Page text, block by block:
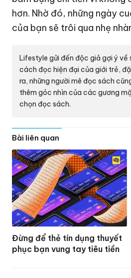
hơn. Nhờ đó, những ngày
của bạn sẽ trôi qua nhẹ
Lifestylegửi đến độc giả gợi ý về
cách đọc hiện đại của giới trẻ,
ra, những người mê đọc sách
thêm góc nhìn của các gương
chọn đọc sách.
Bài liên quan
Đừng để thẻ tín dụng thuyết
phục bạn vung tay tiêu tiền